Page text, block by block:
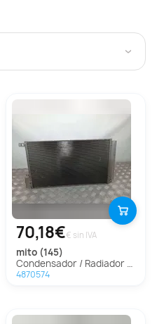
›
70,18€€ sin IVA
mito (145)
Condensador / Radiador Aire Acondicionado Para Alfa Romeo Mito
4870574